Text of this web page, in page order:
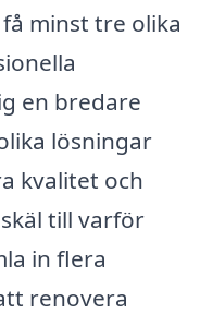
minst tre olika
en bredare
lösningar
kvalitet och
till varför
in flera
renovera